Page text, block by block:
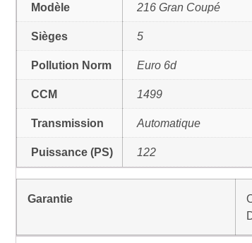
Modèle 216 Gran Coupé
Sièges 5
Pollution Norm Euro 6d
CCM 1499
Transmission Automatique
Puissance (PS) 122
Garantie